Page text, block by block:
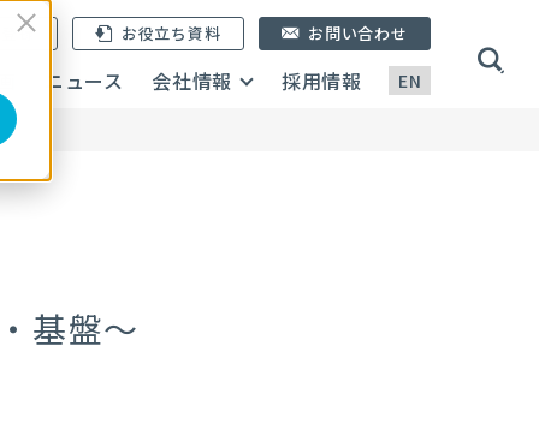
EN
録 お役立ち資料
ニュース 会社情報 採用情報
お問い合わせ
基盤～